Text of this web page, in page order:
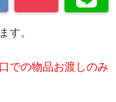
す。
での物品お渡しのみ